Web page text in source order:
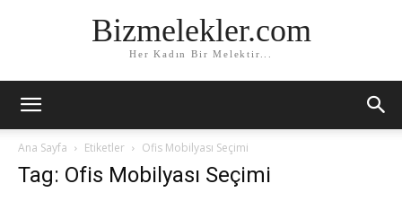
Bizmelekler.com
Her Kadın Bir Melektir...
Ana Sayfa Etiketler Ofis Mobilyası Seçimi
Tag: Ofis Mobilyası Seçimi